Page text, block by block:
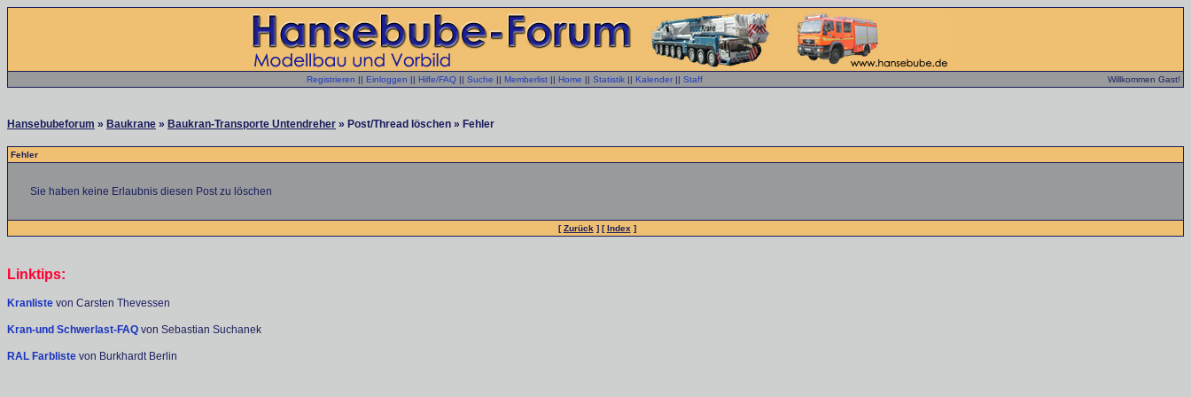
Registrieren || Einloggen || Hilfe/FAQ || Suche || Memberlist || Home || Statistik || Kalender || Staff Willkommen Gast!
Hansebubeforum » Baukrane » Baukran-Transporte Untendreher » Post/Thread löschen » Fehler
Fehler
Sie haben keine Erlaubnis diesen Post zu löschen
[Zurück ] [Index ]
Linktips:
Kranliste von Carsten Thevessen
Kran-und Schwerlast-FAQ von Sebastian Suchanek
RAL Farbliste von Burkhardt Berlin